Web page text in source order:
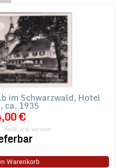
im Schwarzwald, Hotel
ca. 1935
€
MwSt. zzgl.Versand
Warenkorb